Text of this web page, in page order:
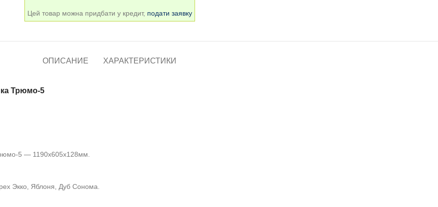
Цей товар можна придбати у кредит, подати заявку
ОПИСАНИЕ ХАРАКТЕРИСТИКИ
Трюмо-5
5 —1190х605х128мм.
Экко, Яблоня, Дуб Сонома.